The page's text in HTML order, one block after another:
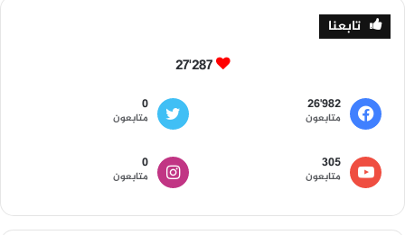
تابعنا
27٬287
26٬982
متابعون
0
متابعون
305
متابعون
0
متابعون